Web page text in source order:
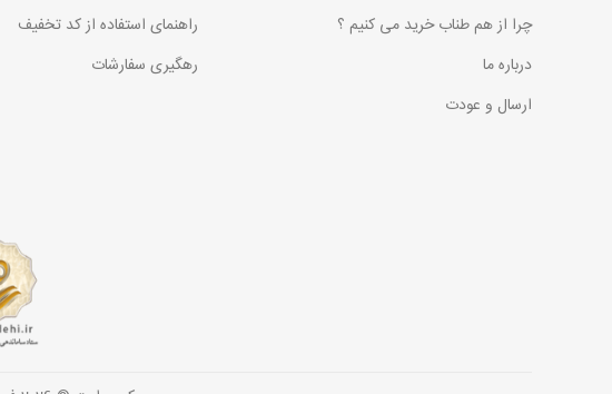
چرا از هم طناب خرید می کنیم ؟
درباره ما
ارسال و عودت
راهنمای استفاده از کد تخفیف
رهگیری سفارشات